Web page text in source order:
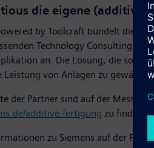
die eigene (additive)
by Toolcraft bündelt die
Technology Consulting
an. Die Lösung, die
von Anlagen zu
der Partner sind auf der Messe
additive-fertigung zu finden.
zu Siemens auf der